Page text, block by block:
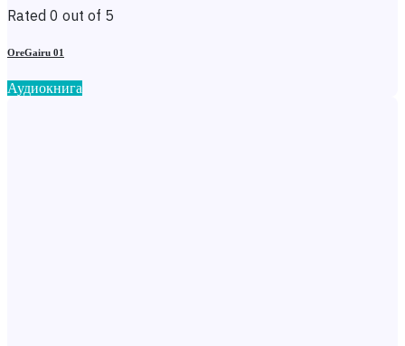
Rated 0 out of 5
OreGairu 01
Аудиокнига